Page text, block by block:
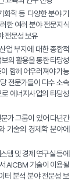
화학 등 다양한 분야 기
한 여러 분야 전문지식
전문성 보유
업 부지에 대한 종합적
의 활용을 통한 타당성
함께 어우러져야 가능
전문가들이 다수 소속
에너지사업의 타당성
가 그룹이 있어 다년간
기술의 경제학 분야에
템 및 경제 연구실 등에
AICBM 기술이 이용될
터 분석 분야 전문성 보